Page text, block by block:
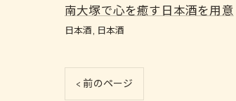
南大塚で心を癒す日本酒を用意
日本酒 日本酒
< 前のページ